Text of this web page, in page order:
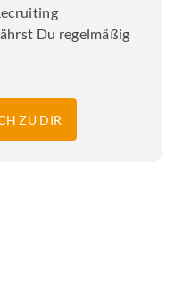
Du regelmäßig
ZU DIR